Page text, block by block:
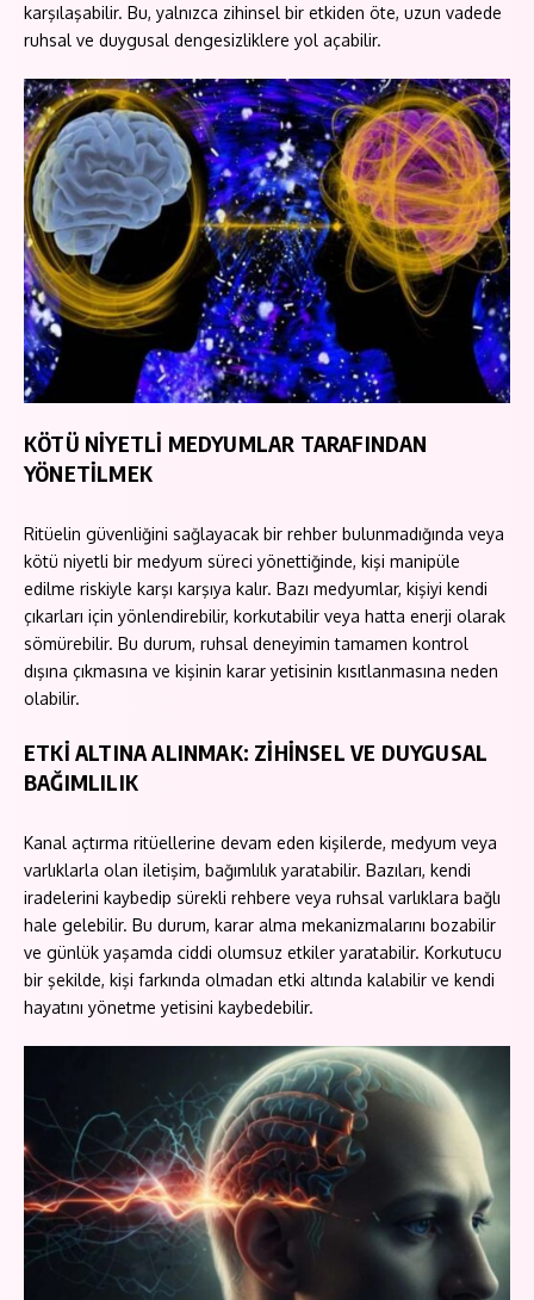
karşılaşabilir. Bu, yalnızca zihinsel bir etkiden öte, uzun vadede
ruhsal ve duygusal dengesizliklere yol açabilir.
KÖTÜ NİYETLİ MEDYUMLAR TARAFINDAN
YÖNETİLMEK
Ritüelin güvenliğini sağlayacak bir rehber bulunmadığında veya
kötü niyetli bir medyum süreci yönettiğinde, kişi manipüle
edilme riskiyle karşı karşıya kalır. Bazı medyumlar, kişiyi kendi
çıkarları için yönlendirebilir, korkutabilir veya hatta enerji olarak
sömürebilir. Bu durum, ruhsal deneyimin tamamen kontrol
dışına çıkmasına ve kişinin karar yetisinin kısıtlanmasına neden
olabilir.
ETKİ ALTINA ALINMAK: ZİHİNSEL VE DUYGUSAL
BAĞIMLILIK
Kanal açtırma ritüellerine devam eden kişilerde, medyum veya
varlıklarla olan iletişim, bağımlılık yaratabilir. Bazıları, kendi
iradelerini kaybedip sürekli rehbere veya ruhsal varlıklara bağlı
hale gelebilir. Bu durum, karar alma mekanizmalarını bozabilir
ve günlük yaşamda ciddi olumsuz etkiler yaratabilir. Korkutucu
bir şekilde, kişi farkında olmadan etki altında kalabilir ve kendi
hayatını yönetme yetisini kaybedebilir.